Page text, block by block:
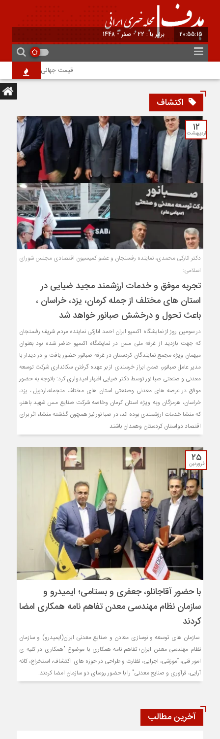
20:55:15 برابر با : Thursday - 6 August - 2026
قیمت جهانی طلا امروز ۱۵ مرداد؛ هر اونس به ۴۲۶۵ دلار و ۲۲ سنت رسید
اکتشاف
۱۲
اردیبهشت
دکتر انارکی محمدی، نماینده رفسنجان و عضو کمیسیون اقتصادی مجلس شورای
اسلامی:
تجربه موفق و خدمات ارزشمند مجید ضیایی در
استان های مختلف از جمله کرمان، یزد، خراسان ،
باعث تحول و درخشش صبانور خواهد شد
در سومین روز از نمایشگاه اکسپو ایران احمد انارکی نماینده مردم شریف رفسنجان
که جهت بازدید از غرفه ملی مس در نمایشگاه اکسپو حاضر شده بود بعنوان
میهمان ویژه مجمع نمایندگان کردستان در غرفه صبانور حضور یافت و در دیدار با
مدیر عامل صبانور، ضمن ابراز خرسندی از بر عهده گرفتن سکانداری شرکت توسعه
معدنی و صنعتی صبا نور توسط دکتر ضیایی اظهار امیدواری کرد: باتوجه به حضور
موفق در عرصه های معدنی وصنعتی استان های مختلف منجمله،اردبیل ، یزد،
خراسان، هرمزگان وبه ویژه استان کرمان وخاصه شرکت صنایع مس شهید باهنر،
که منشا خدمات ارزشمندی بوده اند، در صبا نور نیز همچون گذشته منشاء اثر برای
اقتصاد دواستان کردستان وهمدان باشند
۲۵
فروردین
با حضور آقاجانلو، جعفری و بستامی؛ ایمیدرو و
سازمان نظام مهندسی معدن تفاهم نامه همکاری امضا
کردند
سازمان های توسعه و نوسازی معادن و صنایع معدنی ایران(ایمیدرو) و سازمان
نظام مهندسی معدن ایران؛ تفاهم نامه همکاری با موضوع "همکاری در کلیه ی
امور فنی، آموزشی، اجرایی، نظارت و طراحی در حوزه های اکتشاف، استخراج، کانه
آرایی، فرآوری و صنایع معدنی" را با حضور روسای دو سازمان امضا کردند.
آخرین مطالب